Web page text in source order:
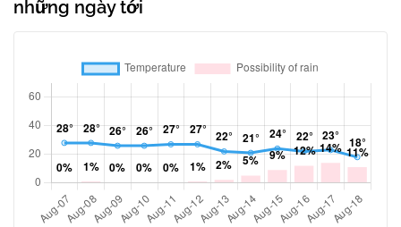
những ngày tới